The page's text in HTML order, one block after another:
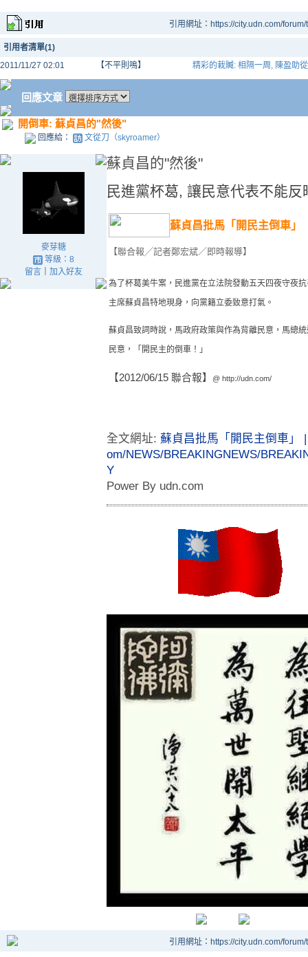
引用網址：https://city.udn.com/
引用者清單(1)
2011/11/27 02:01
【不平則鳴】 精彩的栽贓: 相隔一周, 陳盈助
回應文章
開倒車: 蘇貞昌的"然後"
回應給： 文從刀（skyroamer）
麥芽糖
等級：8
留言｜ 加入好友
蘇貞昌的"然後"
民進黨杯葛, 讓民意代表不能反
蘇貞昌批馬「開民主倒車」
【聯合報╱記者鄭宏斌／即時報導】
為了杯葛美牛案，民進黨在立法院發動五天四夜守夜
主席蘇貞昌特地現身，向黨籍立委致意打氣。
蘇貞昌致詞時說，馬政府政策與作為背離民意，馬總
民意，「開民主的倒車！」
【2012/06/15 聯合報】 @ http://udn.com/
全文網址: 蘇貞昌批馬「開民主倒車」
om/NEWS/BREAKINGNEWS/
Y
Power By udn.com
引用網址：https://city.udn.com/